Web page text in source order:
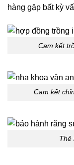
hàng gặp bất kỳ
Cam kết
Cam kết
Thẻ